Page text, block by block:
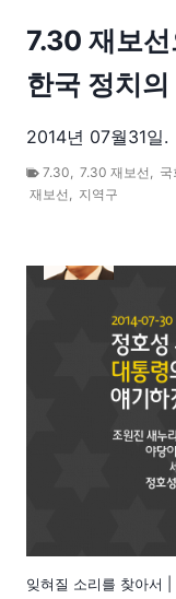
7.30 재보
한국 정치의
2014년 07월31일.
7.30 7.30 재보선 국
재보선
지역구
잊혀질 소리를 찾아서